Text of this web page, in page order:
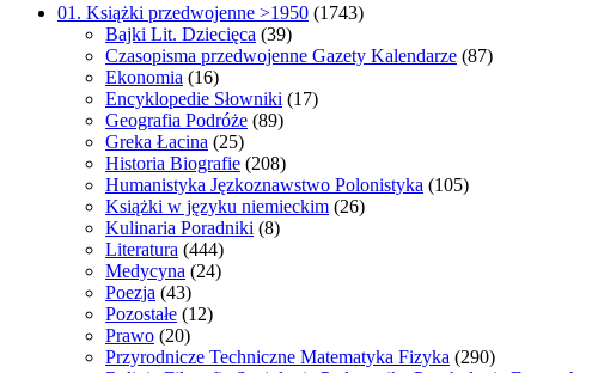
01. Książki przedwojenne >1950 (1743)
Bajki Lit. Dziecięca (39)
Czasopisma przedwojenne Gazety Kalendarze (87)
Ekonomia (16)
Encyklopedie Słowniki (17)
Geografia Podróże (89)
Greka Łacina (25)
Historia Biografie (208)
Humanistyka Jęzkoznawstwo Polonistyka (105)
Książki w języku niemieckim (26)
Kulinaria Poradniki (8)
Literatura (444)
Medycyna (24)
Poezja (43)
Pozostałe (12)
Prawo (20)
Przyrodnicze Techniczne Matematyka Fizyka (290)